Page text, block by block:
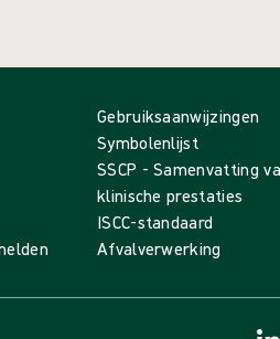
Gebruiksaanwijzingen
Symbolenlijst
SSCP - Samenvatting
klinische prestaties
ISCC-standaard
Afvalverwerking